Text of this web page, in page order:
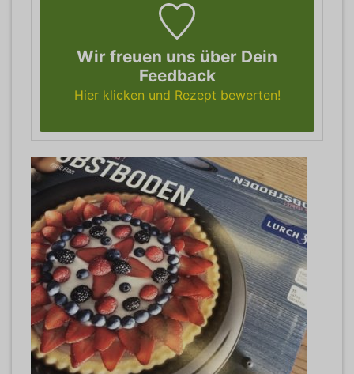
Wir freuen uns über Dein
Feedback
Hier klicken und Rezept bewerten!